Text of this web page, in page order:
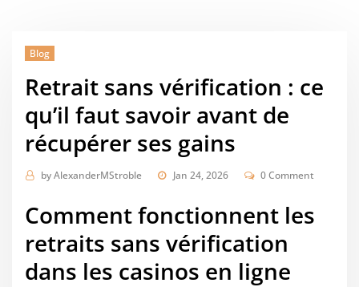
Blog
Retrait sans vérification : ce
qu’il faut savoir avant de
récupérer ses gains
byAlexanderMStroble Jan 24, 2026 0 Comment
Comment fonctionnent les
retraits sans vérification
dans les casinos en ligne